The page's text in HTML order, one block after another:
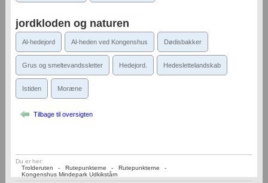
jordkloden og naturen
Al-hedejord Al-heden ved Kongenshus Dødisbakker
Grus og smeltevandssletter Hedejord. Hedeslettelandskab
Istiden Moræne
Tilbage til oversigten
Du er her:
Trolderuten
- Rutepunkterne - Rutepunkterne
-
Kongenshus Mindepark Udkikstårn